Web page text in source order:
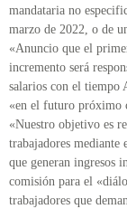
mandataria no
marzo de 2022, o de
«Anuncio que el
incremento será
salarios con el tiempo
«en el futuro próximo
«Nuestro objetivo es
trabajadores
que generan ingresos
comisión para el
trabajadores que